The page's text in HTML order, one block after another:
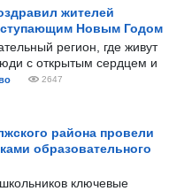
жителей
Новым Годом
регион, где живут
с открытым сердцем и
2647
района провели
образовательного
ключевые